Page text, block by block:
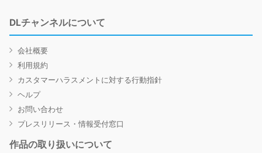
DLチャンネルについて
会社概要
利用規約
カスタマーハラスメントに対する行動指針
ヘルプ
お問い合わせ
プレスリリース・情報受付窓口
作品の取り扱いについて